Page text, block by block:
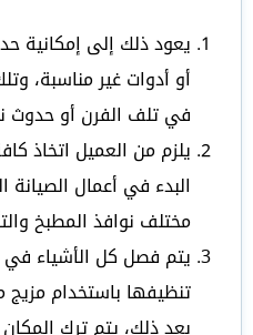
يعود ذلك إلى إمكانية
أو أدوات غير مناسبة،
في تلف الفرن أو حدوث
يلزم من العميل اتخاذ
البدء في أعمال
مختلف نوافذ المطبخ
يتم فصل كل الأشياء في
تنظيفها باستخدام مزيج